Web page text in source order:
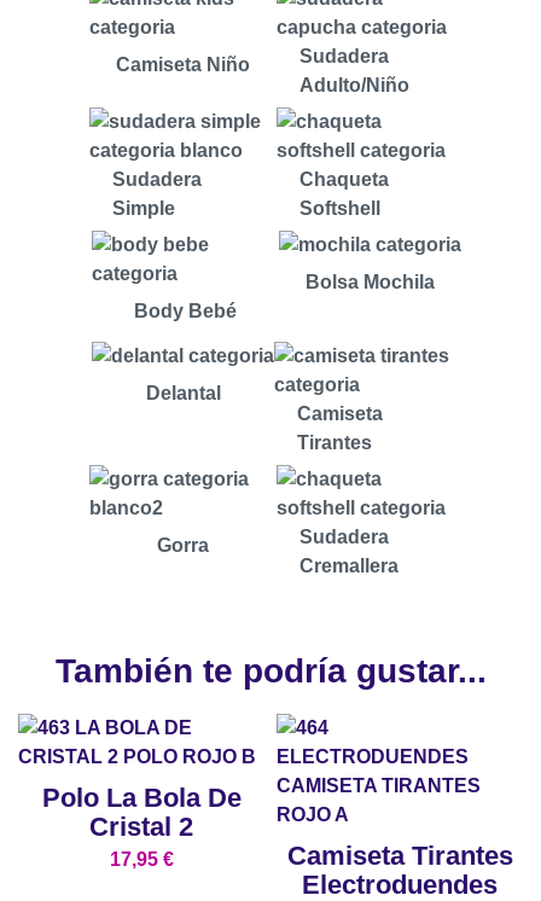
Camiseta Niño
Sudadera
Adulto/Niño
Sudadera
Simple
Chaqueta
Softshell
Body Bebé
Bolsa Mochila
Delantal
Camiseta
Tirantes
Gorra
Sudadera
Cremallera
También te podría gustar...
Polo La Bola De
Cristal 2
17,95 €
Camiseta Tirantes
Electroduendes